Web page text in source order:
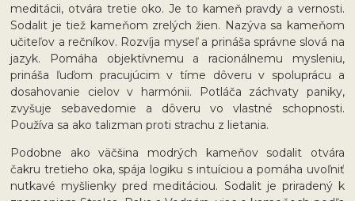
meditácii, otvára tretie oko. Je to kameň pravdy a vernosti.
Sodalit je tiež kameňom zrelých žien. Nazýva sa kameňom
učiteľov a rečníkov. Rozvíja myseľ a prináša správne slová na
jazyk. Pomáha objektívnemu a racionálnemu mysleniu,
prináša ľuďom pracujúcim v tíme dôveru v spoluprácu a
dosahovanie cielov v harmónii. Potláča záchvaty paniky,
zvyšuje sebavedomie a dôveru vo vlastné schopnosti.
Používa sa ako talizman proti strachu z lietania.
Podobne ako väčšina modrých kameňov sodalit otvára
čakru tretieho oka, spája logiku s intuíciou a pomáha uvoľniť
nutkavé myšlienky pred meditáciou. Sodalit je priradený k